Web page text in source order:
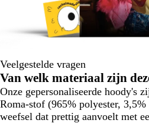
Veelgestelde vragen
Van welk materiaal zijn
Onze gepersonaliseerde hoody's
Roma-stof (965% polyester, 3,5%
weefsel dat prettig aanvoelt met